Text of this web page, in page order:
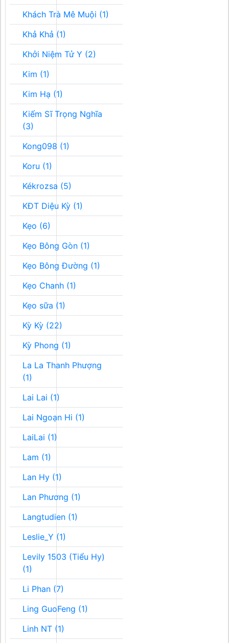
Khách Trà Mê Muội (1)
Khả Khả (1)
Khởi Niệm Tử Y (2)
Kim (1)
Kim Hạ (1)
Kiếm Sĩ Trọng Nghĩa
(3)
Kong098 (1)
Koru (1)
Kékrozsa (5)
KĐT Diệu Kỳ (1)
Kẹo (6)
Kẹo Bông Gòn (1)
Kẹo Bông Đường (1)
Kẹo Chanh (1)
Kẹo sữa (1)
Kỳ Kỳ (22)
Kỳ Phong (1)
La La Thanh Phượng
(1)
Lai Lai (1)
Lai Ngoạn Hi (1)
LaiLai (1)
Lam (1)
Lan Hy (1)
Lan Phương (1)
Langtudien (1)
Leslie_Y (1)
Levily 1503 (Tiểu Hy)
(1)
Li Phan (7)
Ling GuoFeng (1)
Linh NT (1)